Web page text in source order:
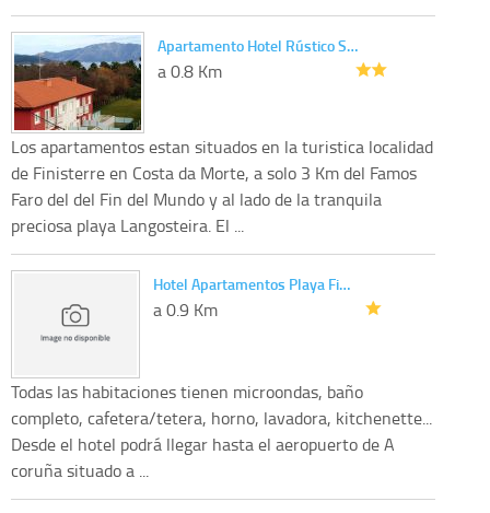
Apartamento Hotel Rústico S…
a 0.8 Km
Los apartamentos estan situados en la turistica localidad
de Finisterre en Costa da Morte, a solo 3 Km del Famos
Faro del del Fin del Mundo y al lado de la tranquila
preciosa playa Langosteira. El ...
Hotel Apartamentos Playa Fi…
a 0.9 Km
Todas las habitaciones tienen microondas, baño
completo, cafetera/tetera, horno, lavadora, kitchenette...
Desde el hotel podrá llegar hasta el aeropuerto de A
coruña situado a ...